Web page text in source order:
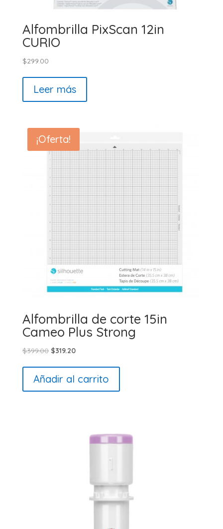
Alfombrilla PixScan 12in
CURIO
$299.00
Leer más
¡Oferta!
Alfombrilla de corte 15in
Cameo Plus Strong
$399.00 El
original
era:
$319.20El
es:
Añadir al carrito